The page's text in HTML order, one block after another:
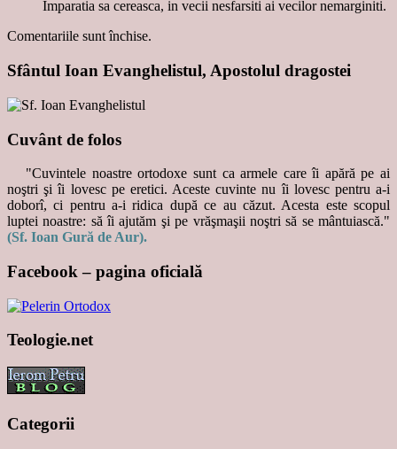
Imparatia sa cereasca, in vecii nesfarsiti ai vecilor nemarginiti.
Comentariile sunt închise.
Sfântul Ioan Evanghelistul, Apostolul dragostei
Cuvânt de folos
"Cuvintele noastre ortodoxe sunt ca armele care îi apără pe ai
noştri şi îi lovesc pe eretici. Aceste cuvinte nu îi lovesc pentru a-i
doborî, ci pentru a-i ridica după ce au căzut. Acesta este scopul
luptei noastre: să îi ajutăm şi pe vrăşmaşii noştri să se mântuiască."
(Sf. Ioan Gură de Aur).
Facebook – pagina oficială
Teologie.net
Categorii